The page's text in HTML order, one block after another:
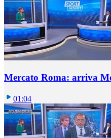
Mercato Roma: arriva
01:04